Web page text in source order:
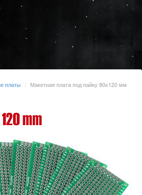
платы Макетная плата под пайку 80х120 мм